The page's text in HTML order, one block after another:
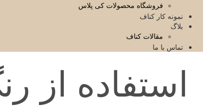
فروشگاه محصولات کی پلاس
نمونه کار کناف
بلاگ
مقالات کناف
تماس با ما
استفاده